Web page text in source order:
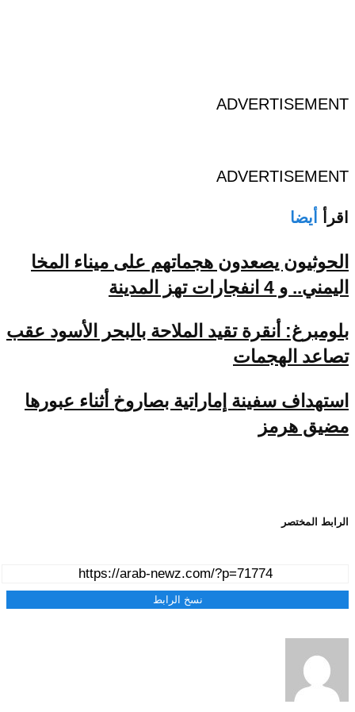
ADVERTISEMENT
ADVERTISEMENT
اقرأ أيضا
الحوثيون يصعدون هجماتهم على ميناء المخا
اليمني.. و 4 انفجارات تهز المدينة
بلومبرغ: أنقرة تقيد الملاحة بالبحر الأسود عقب
تصاعد الهجمات
استهداف سفينة إماراتية بصاروخ أثناء عبورها
مضيق هرمز
الرابط المختصر
نسخ الرابط